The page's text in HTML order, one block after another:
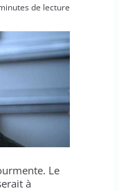
de lecture
Le
à